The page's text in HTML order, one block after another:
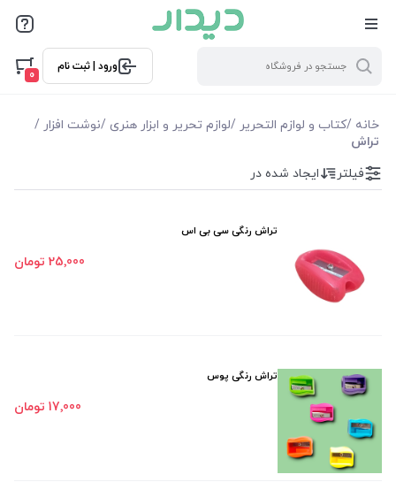
ورود | ثبت نام
0
خانه /کتاب و لوازم التحریر /لوازم تحریر و ابزار هنری /نوشت افزار /
تراش
فیلتر بر اساس قیمت
فیلترها
نمایش همه محصولات
فیلتر ایجاد شده در
تراش رنگی سی بی اس
25٬000 تومان
تراش رنگی پوس
17٬000 تومان